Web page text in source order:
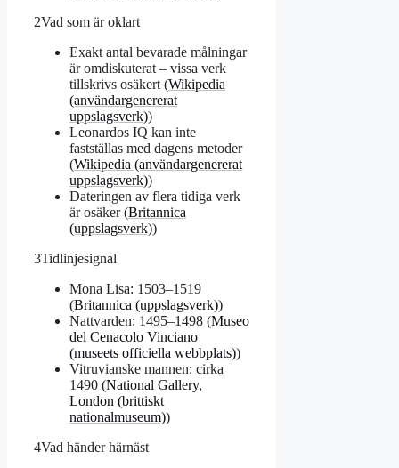
2Vad som är oklart
Exakt antal bevarade målningar
är omdiskuterat – vissa verk
tillskrivs osäkert (Wikipedia
(användargenererat
uppslagsverk))
Leonardos IQ kan inte
fastställas med dagens metoder
(Wikipedia (användargenererat
uppslagsverk))
Dateringen av flera tidiga verk
är osäker (Britannica
(uppslagsverk))
3Tidlinjesignal
Mona Lisa: 1503–1519
(Britannica (uppslagsverk))
Nattvarden: 1495–1498 (Museo
del Cenacolo Vinciano
(museets officiella webbplats))
Vitruvianske mannen: cirka
1490 (National Gallery,
London (brittiskt
nationalmuseum))
4Vad händer härnäst